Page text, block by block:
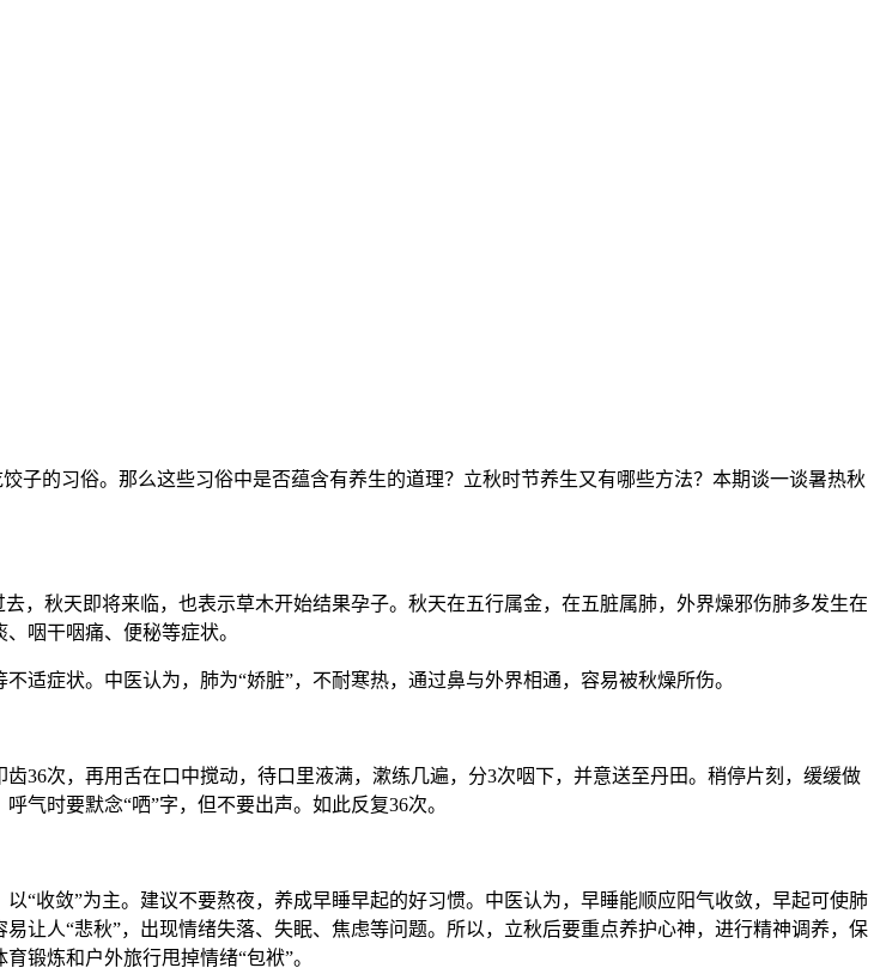
子的习俗。那么这些习俗中是否蕴含有养生的道理？ 立秋时节养生又有哪些方法？本期谈一谈暑热秋
，秋天即将来临，也表示草木开始结果孕子。秋天在五行属金，在五脏属肺，外界燥邪伤肺多发生在
咽干咽痛、便秘等症状。
适症状。中医认为，肺为“娇脏”，不耐寒热，通过鼻与外界相通，容易被秋燥所伤。
36次，再用舌在口中搅动，待口里液满，漱练几遍，分3次咽下，并意送至丹田。稍停片刻，缓缓做
气时要默念“哂”字，但不要出声。如此反复36次。
“收敛”为主。建议不要熬夜，养成早睡早起的好习惯。中医认为，早睡能顺应阳气收敛，早起可使肺
让人“悲秋”，出现情绪失落、失眠、焦虑等问题。所以，立秋后要重点养护心神，进行精神调养，保
锻炼和户外旅行甩掉情绪“包袱”。